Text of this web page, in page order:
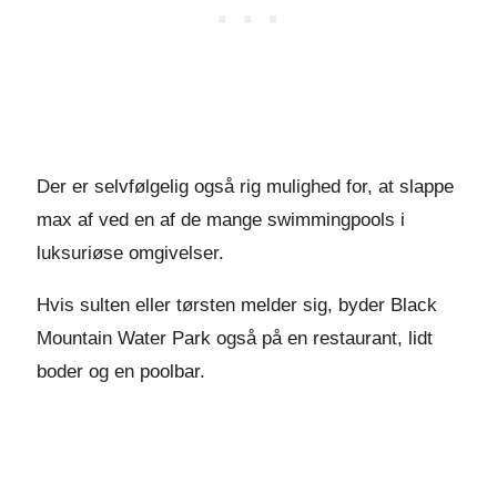
Der er selvfølgelig også rig mulighed for, at slappe
max af ved en af de mange swimmingpools i
luksuriøse omgivelser.
Hvis sulten eller tørsten melder sig, byder Black
Mountain Water Park også på en restaurant, lidt
boder og en poolbar.